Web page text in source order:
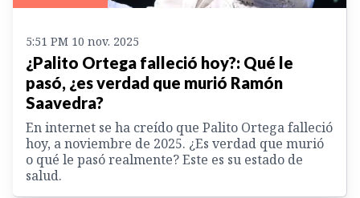
5:51 PM 10 nov. 2025
¿Palito Ortega falleció hoy?: Qué le
pasó, ¿es verdad que murió Ramón
Saavedra?
En internet se ha creído que Palito Ortega falleció
hoy, a noviembre de 2025. ¿Es verdad que murió
o qué le pasó realmente? Este es su estado de
salud.